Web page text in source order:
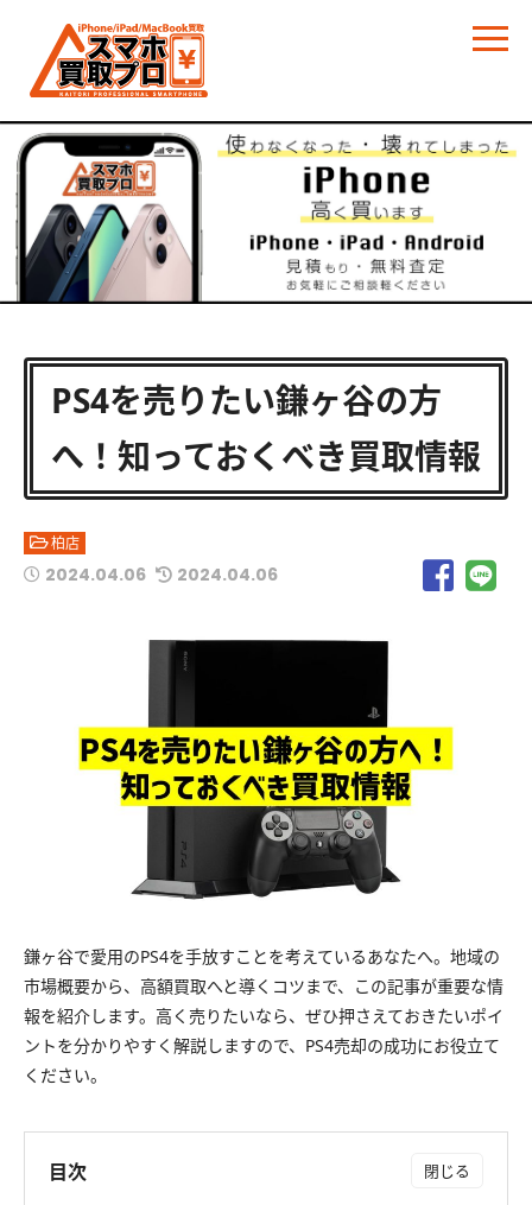
PS4を売りたい鎌ヶ谷の方
へ！知っておくべき買取情報
柏店
2024.04.06 2024.04.06
鎌ヶ谷で愛用のPS4を手放すことを考えているあなたへ。地域の
市場概要から、高額買取へと導くコツまで、この記事が重要な情
報を紹介します。高く売りたいなら、ぜひ押さえておきたいポイ
ントを分かりやすく解説しますので、PS4売却の成功にお役立て
ください。
目次